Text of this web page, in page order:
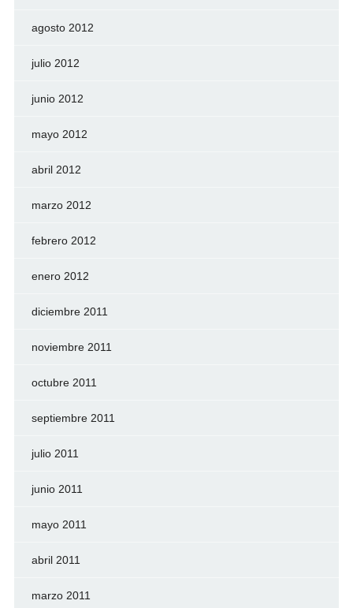
agosto 2012
julio 2012
junio 2012
mayo 2012
abril 2012
marzo 2012
febrero 2012
enero 2012
diciembre 2011
noviembre 2011
octubre 2011
septiembre 2011
julio 2011
junio 2011
mayo 2011
abril 2011
marzo 2011